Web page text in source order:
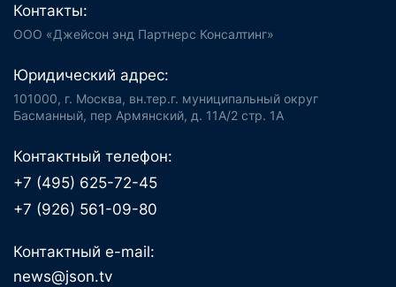
Контакты:
ООО «Джейсон энд Партнерс Консалтинг»
Юридический адрес:
101000, г. Москва, вн.тер.г. муниципальный округ
Басманный, пер Армянский, д. 11А/2 стр. 1А
Контактный телефон:
+7 (495) 625-72-45
+7 (926) 561-09-80
Контактный e-mail:
news@json.tv